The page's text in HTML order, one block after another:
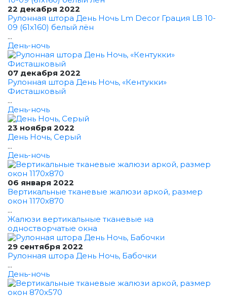
22 декабря 2022
Рулонная штора День Ночь Lm Decor Грация LB 10-
09 (61x160) белый лён
...
День-ночь
07 декабря 2022
Рулонная штора День Ночь, «Кентукки»
Фисташковый
...
День-ночь
23 ноября 2022
День Ночь, Серый
...
День-ночь
06 января 2022
Вертикальные тканевые жалюзи аркой, размер
окон 1170x870
...
Жалюзи вертикальные тканевые на
одностворчатые окна
29 сентября 2022
Рулонная штора День Ночь, Бабочки
...
День-ночь